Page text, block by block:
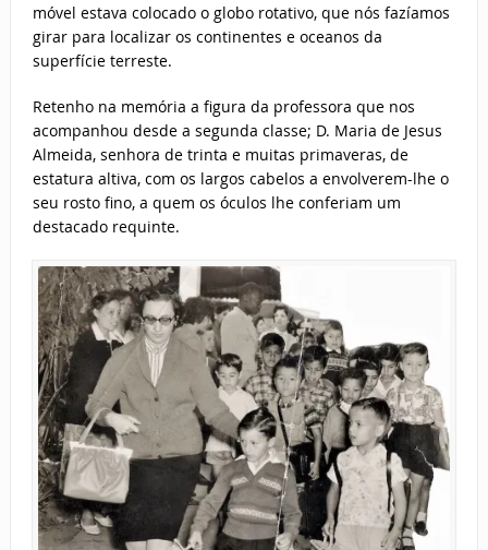
móvel estava colocado o globo rotativo, que nós fazíamos
girar para localizar os continentes e oceanos da
superfície terreste.
Retenho na memória a figura da professora que nos
acompanhou desde a segunda classe; D. Maria de Jesus
Almeida, senhora de trinta e muitas primaveras, de
estatura altiva, com os largos cabelos a envolverem-lhe o
seu rosto fino, a quem os óculos lhe conferiam um
destacado requinte.